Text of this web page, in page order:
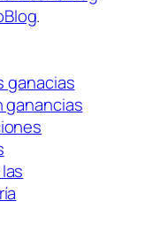
.
ganacias